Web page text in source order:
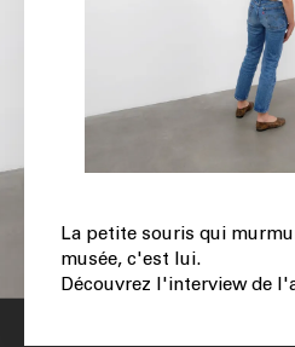
La petite souris qui
musée, c'est lui.
Découvrez l'interview de